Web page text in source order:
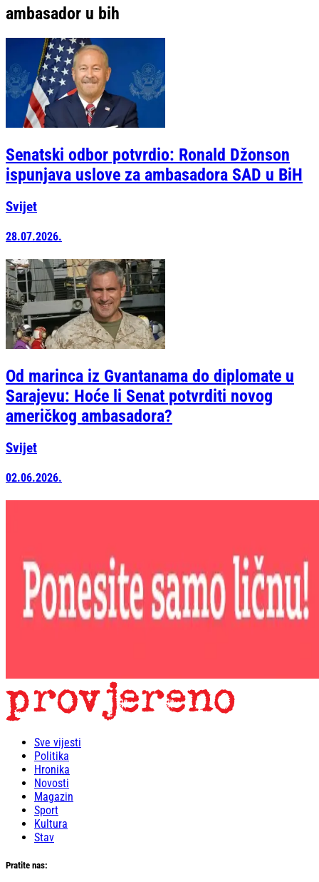
ambasador u bih
Senatski odbor potvrdio: Ronald Džonson
ispunjava uslove za ambasadora SAD u BiH
Svijet
28.07.2026.
Od marinca iz Gvantanama do diplomate u
Sarajevu: Hoće li Senat potvrditi novog
američkog ambasadora?
Svijet
02.06.2026.
Sve vijesti
Politika
Hronika
Novosti
Magazin
Sport
Kultura
Stav
Pratite nas: